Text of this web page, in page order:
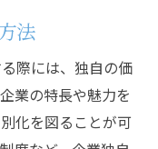
法
際には、独自の価
業の特長や魅力を
化を図ることが可